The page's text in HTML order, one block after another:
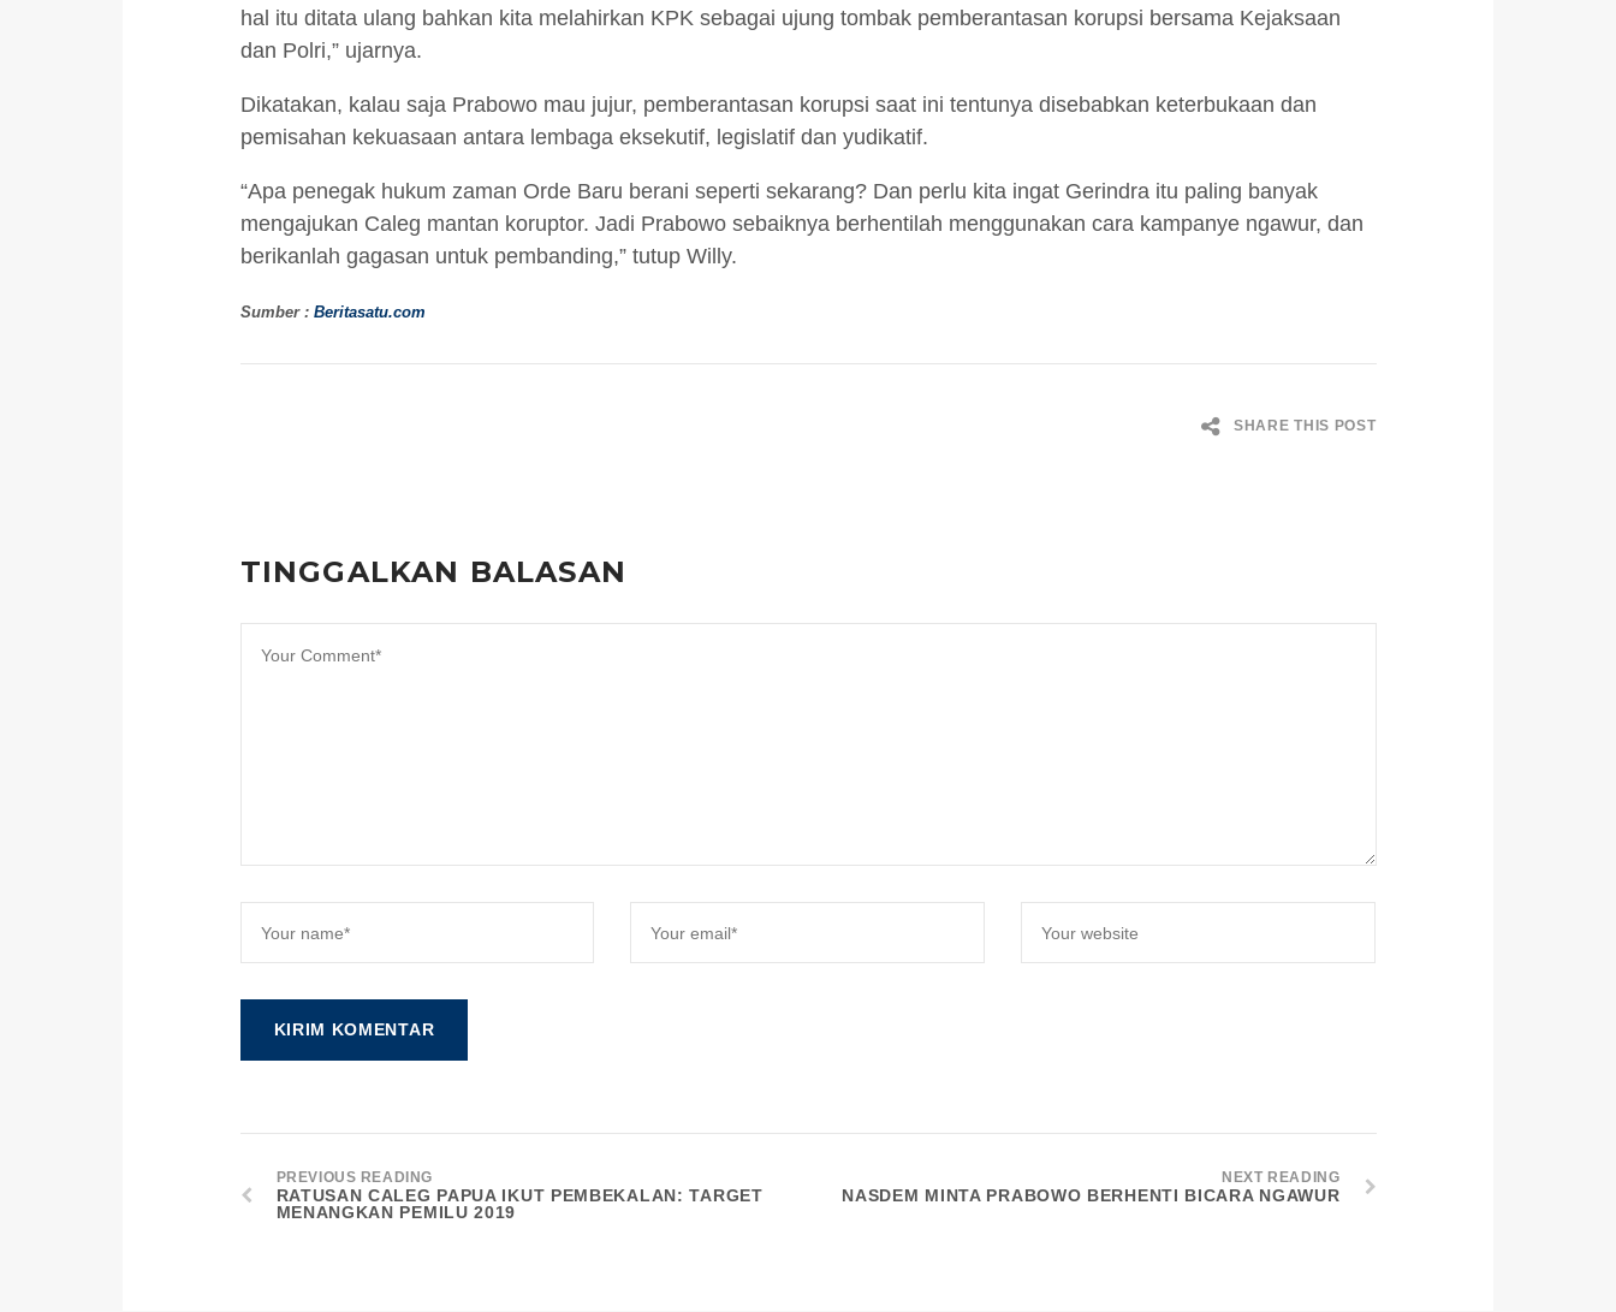
hal itu ditata ulang bahkan kita melahirkan KPK sebagai ujung tombak pemberantasan korupsi bersama Kejaksaan
dan Polri,” ujarnya.
Dikatakan, kalau saja Prabowo mau jujur, pemberantasan korupsi saat ini tentunya disebabkan keterbukaan dan
pemisahan kekuasaan antara lembaga eksekutif, legislatif dan yudikatif.
“Apa penegak hukum zaman Orde Baru berani seperti sekarang? Dan perlu kita ingat Gerindra itu paling banyak
mengajukan Caleg mantan koruptor. Jadi Prabowo sebaiknya berhentilah menggunakan cara kampanye ngawur, dan
berikanlah gagasan untuk pembanding,” tutup Willy.
Sumber : Beritasatu.com
SHARE THIS POST
TINGGALKAN BALASAN
PREVIOUS READING
RATUSAN CALEG PAPUA IKUT PEMBEKALAN: TARGET
MENANGKAN PEMILU 2019
NEXT READING
NASDEM MINTA PRABOWO BERHENTI BICARA NGAWUR